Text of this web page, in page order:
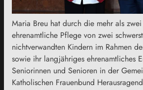
Maria Breu hat durch die mehr als
ehrenamtliche Pflege von zwei
nichtverwandten Kindern im Rahmen
sowie ihr langjähriges ehrenamtliches
Seniorinnen und Senioren in der
Katholischen Frauenbund